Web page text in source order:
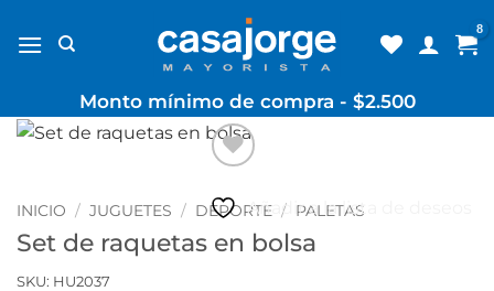
Monto mínimo de compra - $2.500
Añadir a la lista de deseos
INICIO / JUGUETES / DEPORTE / PALETAS
Set de raquetas en bolsa
SKU: HU2037